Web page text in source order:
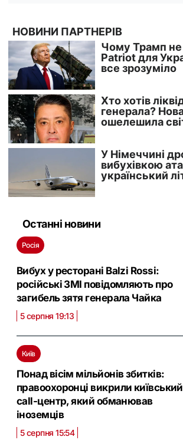
Останні новини
Росія
Вибух у ресторані Balzi Rossi:
російські ЗМІ повідомляють про
загибель зятя генерала Чайка
5 серпня 19:13
Київ
Понад вісім мільйонів збитків:
правоохоронці викрили київський
call-центр, який обманював
іноземців
5 серпня 15:54